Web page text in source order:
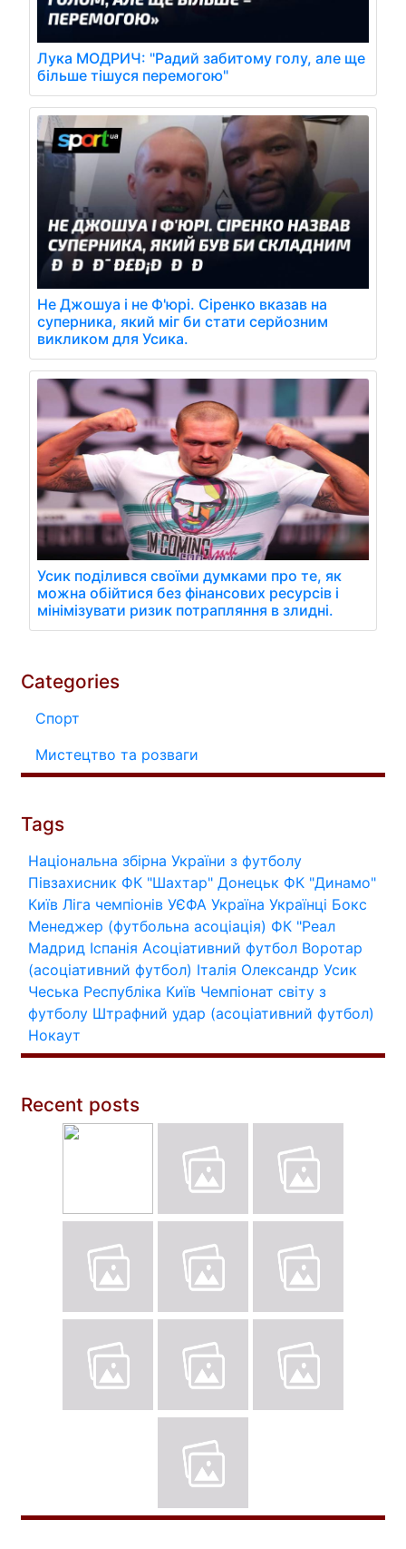
Лука МОДРИЧ: "Радий забитому голу, але ще
більше тішуся перемогою"
Не Джошуа і не Ф'юрі. Сіренко вказав на
суперника, який міг би стати серйозним
викликом для Усика.
Усик поділився своїми думками про те, як
можна обійтися без фінансових ресурсів і
мінімізувати ризик потрапляння в злидні.
Categories
Спорт
Мистецтво та розваги
Tags
Національна збірна України з футболу
Півзахисник ФК "Шахтар" Донецьк ФК "Динамо"
Київ Ліга чемпіонів УЄФА Україна Українці Бокс
Менеджер (футбольна асоціація) ФК "Реал
Мадрид Іспанія Асоціативний футбол Воротар
(асоціативний футбол) Італія Олександр Усик
Чеська Республіка Київ Чемпіонат світу з
футболу Штрафний удар (асоціативний футбол)
Нокаут
Recent posts